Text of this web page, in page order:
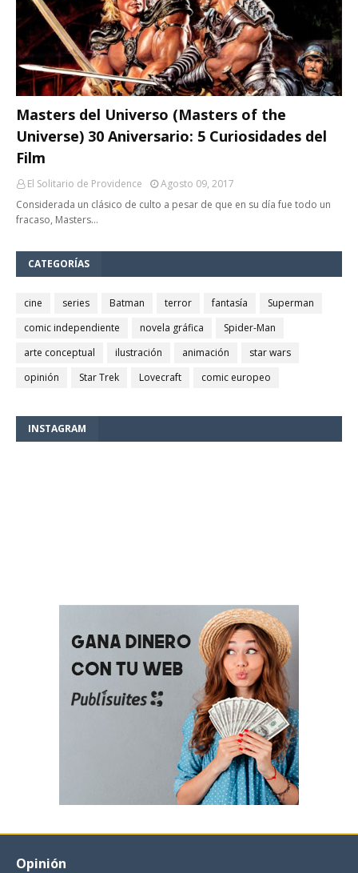
Masters del Universo (Masters of the
Universe) 30 Aniversario: 5 Curiosidades del
Film
El Solitario de Providence
Agosto 09, 2017
Considerada un clásico de culto a pesar de que en su día fue todo un
fracaso, Masters…
CATEGORÍAS
cine series Batman terror fantasía
Superman
comic independiente
novela gráfica
Spider-Man
arte conceptual
ilustración animación
star wars
opinión
Star Trek Lovecraft comic europeo
INSTAGRAM
Opinión